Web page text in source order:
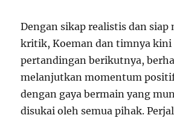
Dengan sikap realistis dan siap
kritik, Koeman dan timnya kini
pertandingan berikutnya,
melanjutkan momentum
dengan gaya bermain yang
disukai oleh semua pihak.